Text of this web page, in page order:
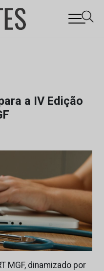
a IV Edição
MGF, dinamizado por